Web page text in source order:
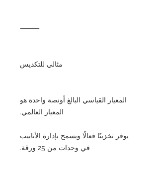
⸻
مثالي للتكديس
المعيار القياسي البالغ أونصة واحدة هو
المعيار العالمي.
يوفر تخزينًا فعالًا ويسمح بإدارة الأنابيب
في وحدات من 25 ورقة.